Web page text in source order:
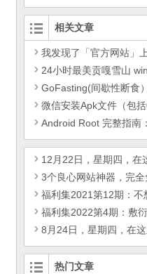
相关文章
我发现了「官方网站」上的
24小时最美贡嘎雪山
GoFasting(间歇性断食）谷歌版VIP，跨
微信安装Apk文件（包括QQ）的辅助软
Android Root 完整指南：
12月22日，星期四，在这里
3个良心网站神器，完全
福利集2021第12期：不
福利集2022第4期：敷衍
8月24日，星期四，在这里
热门文章